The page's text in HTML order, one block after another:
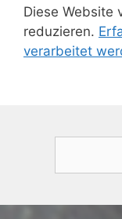
Diese Website
reduzieren.
verarbeitet